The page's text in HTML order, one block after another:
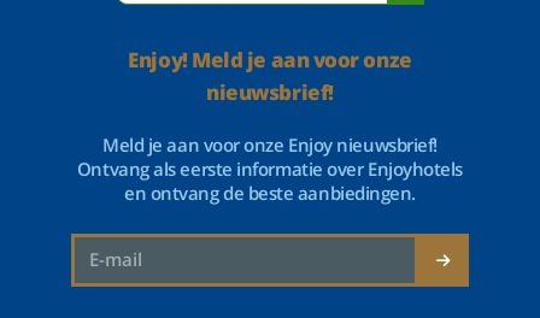
Enjoy! Meld je aan voor onze
nieuwsbrief!
Meld je aan voor onze Enjoy nieuwsbrief!
Ontvang als eerste informatie over Enjoyhotels
en ontvang de beste aanbiedingen.